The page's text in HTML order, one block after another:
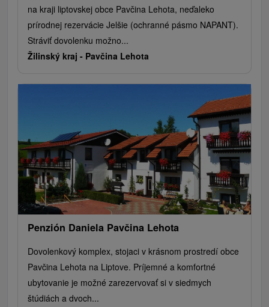
na kraji liptovskej obce Pavčina Lehota, neďaleko
prírodnej rezervácie Jelšie (ochranné pásmo NAPANT).
Stráviť dovolenku možno...
Žilinský kraj - Pavčina Lehota
Penzión Daniela Pavčina Lehota
Dovolenkový komplex, stojaci v krásnom prostredí obce
Pavčina Lehota na Liptove. Príjemné a komfortné
ubytovanie je možné zarezervovať si v siedmych
štúdiách a dvoch...